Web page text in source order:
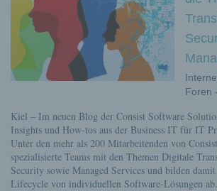
Foren
Kiel – Im neuen Blog der Consist Software
Insights und How-tos aus der Business IT für IT
Unter den mehr als 200 Mitarbeitenden von
spezialisierte Teams mit den Themen Digitale
Security sowie Managed Services und bilden damit
Lifecycle von individuellen Software-Lösungen